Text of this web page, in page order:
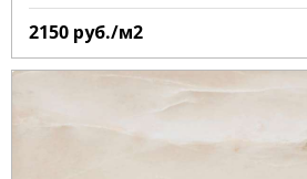
2150 руб./м2